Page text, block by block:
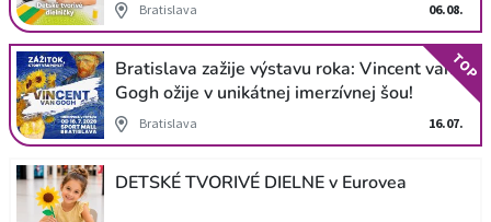
Bratislava 06.08.
Bratislava zažije výstavu roka: Vincent van
Gogh ožije v unikátnej imerzívnej šou!
Bratislava 16.07.
TOP
DETSKÉ TVORIVÉ DIELNE v Eurovea